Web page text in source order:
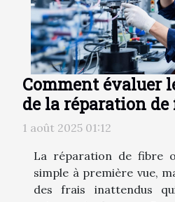
Comment évaluer
de la réparation de
1 août 2025 01:12
La réparation de fibre
simple à première vue,
des frais inattendus